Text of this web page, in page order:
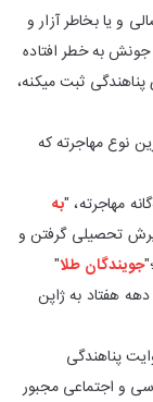
و یا بخاطر آزار و
به خطر افتاده
ثبت میکنه،
نوع مهاجرته که
مهاجرته، "به
تحصیلی گرفتن و
جویندگان طلا"
هفتاد به ژاپن
پناهندگی
و اجتماعی مجبور